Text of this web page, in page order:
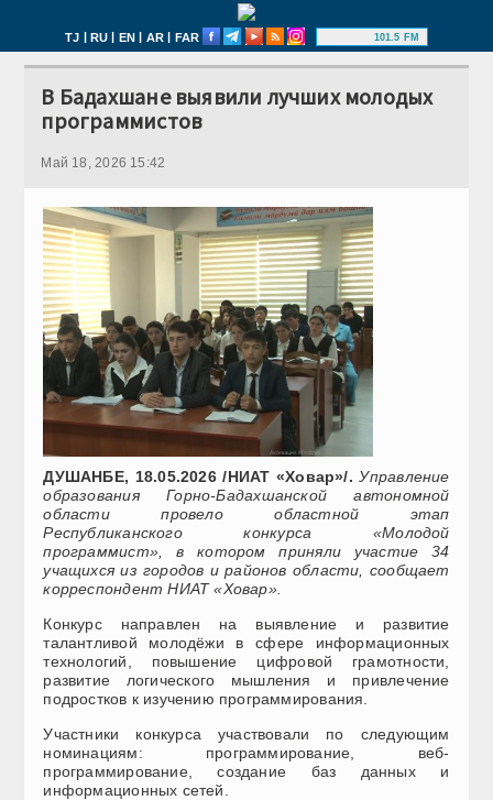
TJ | RU | EN | AR | FAR 101.5 FM
В Бадахшане выявили лучших молодых
программистов
Май 18, 2026 15:42
ДУШАНБЕ, 18.05.2026 /НИАТ «Ховар»/. Управление
образования Горно-Бадахшанской автономной
области провело областной этап
Республиканского конкурса «Молодой
программист», в котором приняли участие 34
учащихся из городов и районов области, сообщает
корреспондент НИАТ «Ховар».
Конкурс направлен на выявление и развитие
талантливой молодёжи в сфере информационных
технологий, повышение цифровой грамотности,
развитие логического мышления и привлечение
подростков к изучению программирования.
Участники конкурса участвовали по следующим
номинациям: программирование, веб-
программирование, создание баз данных и
информационных сетей.